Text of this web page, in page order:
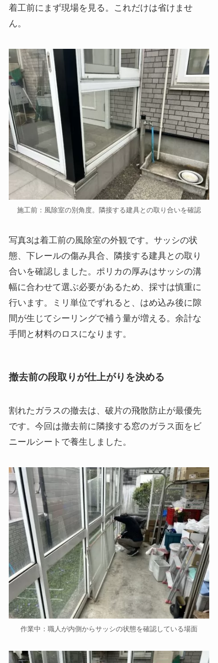
着工前にまず現場を見る。これだけは省けませ
ん。
施工前：風除室の別角度。隣接する建具との取り合いを確認
写真3は着工前の風除室の外観です。サッシの状
態、下レールの傷み具合、隣接する建具との取り
合いを確認しました。ポリカの厚みはサッシの溝
幅に合わせて選ぶ必要があるため、採寸は慎重に
行います。ミリ単位でずれると、はめ込み後に隙
間が生じてシーリングで補う量が増える。余計な
手間と材料のロスになります。
撤去前の段取りが仕上がりを決める
割れたガラスの撤去は、破片の飛散防止が最優先
です。今回は撤去前に隣接する窓のガラス面をビ
ニールシートで養生しました。
作業中：職人が内側からサッシの状態を確認している場面